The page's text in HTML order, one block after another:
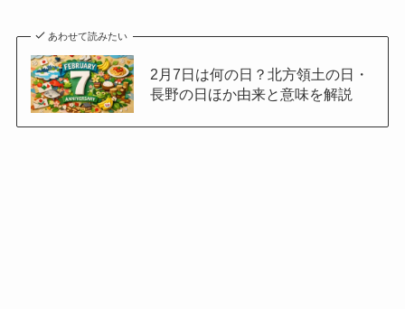
あわせて読みたい
2月7日は何の日？北方領土の日・
長野の日ほか由来と意味を解説